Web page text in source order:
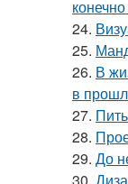
24.
25.
26. В
в
27.
28.
29. До